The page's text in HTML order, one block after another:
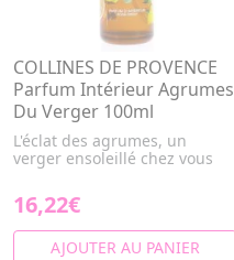
COLLINES DE PROVENCE
Parfum Intérieur Agrumes
Du Verger 100ml
L'éclat des agrumes, un
verger ensoleillé chez vous
16,22€
AJOUTER AU PANIER